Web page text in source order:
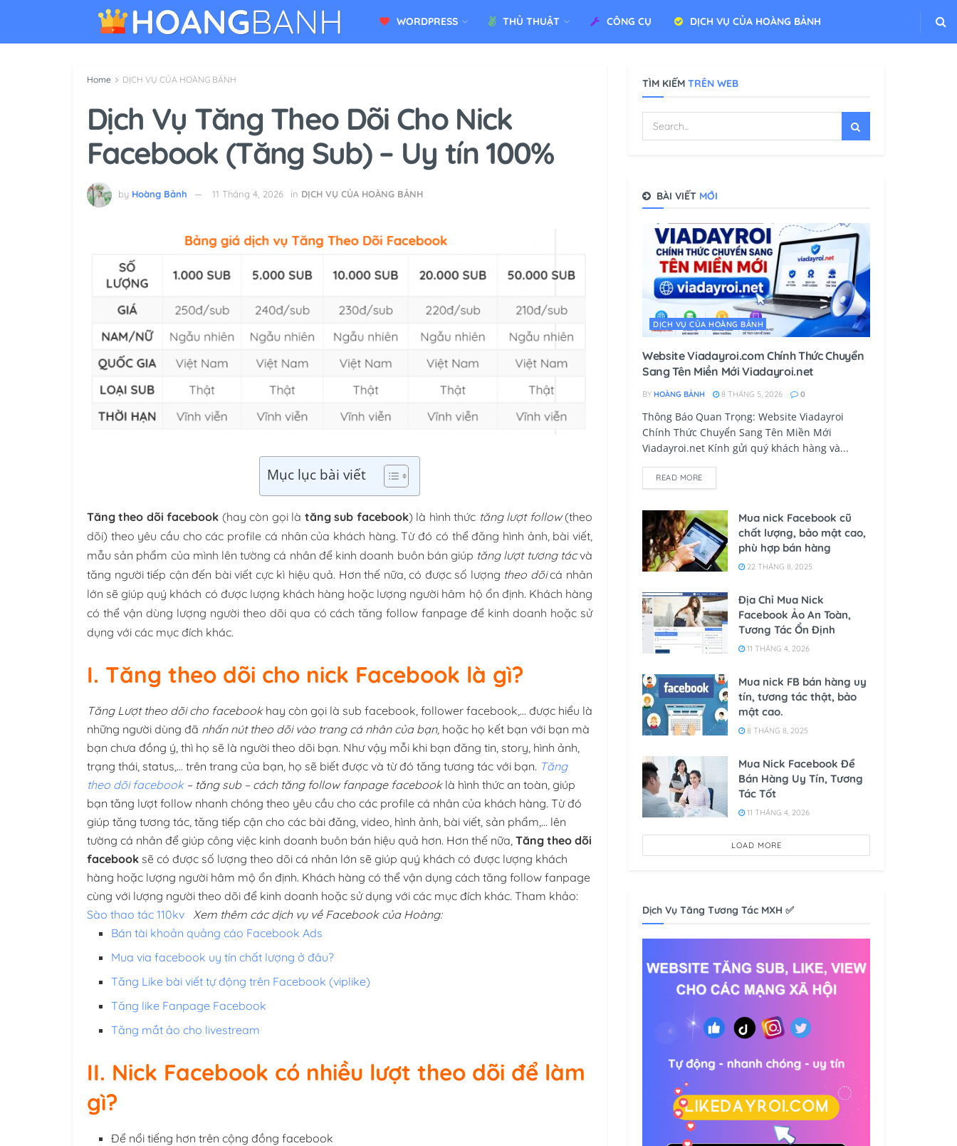
WORDPRESS THỦ THUẬT CÔNG CỤ DỊCH VỤ CỦA HOÀNG BẢNH
Home DỊCH VỤ CỦA HOÀNG BẢNH
Dịch Vụ Tăng Theo Dõi Cho Nick
Facebook (Tăng Sub) – Uy tín 100%
by Hoàng Bảnh 11 Tháng 4, 2026 in DỊCH VỤ CỦA HOÀNG BẢNH
Mục lục bài viết
Tăng theo dõi facebook (hay còn gọi là tăng sub facebook) là hình thức tăng lượt follow(theo
dõi) theo yêu cầu cho các profile cá nhân của khách hàng. Từ đó có thể đăng hình ảnh, bài viết,
mẫu sản phẩm của mình lên tường cá nhân để kinh doanh buôn bán giúp tăng lượt tương tácvà
tăng người tiếp cận đến bài viết cực kì hiệu quả. Hơn thế nữa, có được số lượng theo dõicá nhân
lớn sẽ giúp quý khách có được lượng khách hàng hoặc lượng người hâm hộ ổn định. Khách hàng
có thể vận dùng lượng người theo dõi qua có cách tăng follow fanpage để kinh doanh hoặc sử
dụng với các mục đích khác.
I. Tăng theo dõi cho nick Facebook là gì?
Tăng Lượt theo dõi cho facebookhay còn gọi là sub facebook, follower facebook,… được hiểu là
những người dùng đã nhấn nút theo dõi vào trang cá nhân của bạn, hoặc họ kết bạn với bạn mà
bạn chưa đồng ý, thì họ sẽ là người theo dõi bạn. Như vậy mỗi khi bạn đăng tin, story, hình ảnh,
trạng thái, status,… trên trang của bạn, họ sẽ biết được và từ đó tăng tương tác với bạn. Tăng
theo dõi facebook– tăng sub – cách tăng follow fanpage facebooklà hình thức an toàn, giúp
bạn tăng lượt follow nhanh chóng theo yêu cầu cho các profile cá nhân của khách hàng. Từ đó
giúp tăng tương tác, tăng tiếp cận cho các bài đăng, video, hình ảnh, bài viết, sản phẩm,… lên
tường cá nhân để giúp công việc kinh doanh buôn bán hiệu quả hơn. Hơn thế nữa, Tăng theo dõi
facebook sẽ có được số lượng theo dõi cá nhân lớn sẽ giúp quý khách có được lượng khách
hàng hoặc lượng người hâm mộ ổn định. Khách hàng có thể vận dụng cách tăng follow fanpage
cùng với lượng người theo dõi để kinh doanh hoặc sử dụng với các mục đích khác. Tham khảo:
Sào thao tác 110kv Xem thêm các dịch vụ về Facebook của Hoàng:
Bán tài khoản quảng cáo Facebook Ads
Mua via facebook uy tín chất lượng ở đâu?
Tăng Like bài viết tự động trên Facebook (viplike)
Tăng like Fanpage Facebook
Tăng mắt ảo cho livestream
II. Nick Facebook có nhiều lượt theo dõi để làm
gì?
Để nổi tiếng hơn trên cộng đồng facebook
TÌM KIẾM TRÊN WEB
BÀI VIẾT MỚI
DỊCH VỤ CỦA HOÀNG BẢNH
Website Viadayroi.com Chính Thức Chuyển
Sang Tên Miền Mới Viadayroi.net
BY HOÀNG BẢNH 8 THÁNG 5, 2026 0
Thông Báo Quan Trọng: Website Viadayroi
Chính Thức Chuyển Sang Tên Miền Mới
Viadayroi.net Kính gửi quý khách hàng và...
READ MORE
Mua nick Facebook cũ
chất lượng, bảo mật cao,
phù hợp bán hàng
22 THÁNG 8, 2025
Địa Chỉ Mua Nick
Facebook Ảo An Toàn,
Tương Tác Ổn Định
11 THÁNG 4, 2026
Mua nick FB bán hàng uy
tín, tương tác thật, bảo
mật cao.
8 THÁNG 8, 2025
Mua Nick Facebook Để
Bán Hàng Uy Tín, Tương
Tác Tốt
11 THÁNG 4, 2026
LOAD MORE
Dịch Vụ Tăng Tương Tác MXH ✅